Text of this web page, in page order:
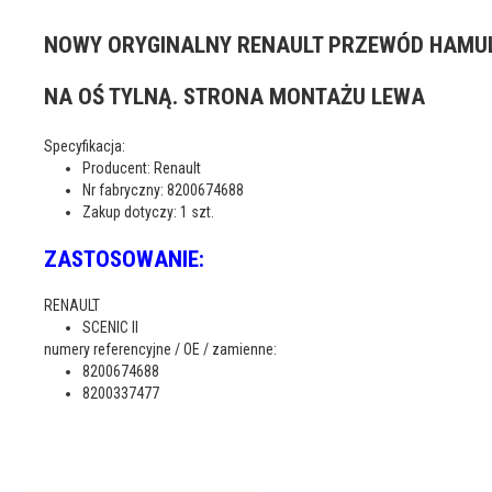
NOWY ORYGINALNY RENAULT PRZEWÓD
NA OŚ TYLNĄ. STRONA MONTAŻU LEWA
Specyfikacja:
Producent: Renault
Nr fabryczny: 8200674688
Zakup dotyczy: 1 szt.
ZASTOSOWANIE:
RENAULT
SCENIC II
numery referencyjne / OE / zamienne:
8200674688
8200337477